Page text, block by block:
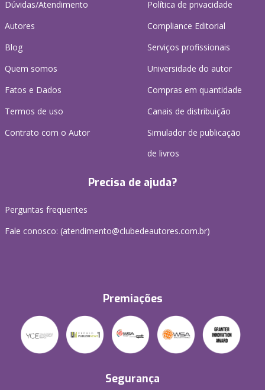
Dúvidas/Atendimento
Autores
Blog
Quem somos
Fatos e Dados
Termos de uso
Contrato com o Autor
Política de privacidade
Compliance Editorial
Serviços profissionais
Universidade do autor
Compras em quantidade
Canais de distribuição
Simulador de publicação
de livros
Precisa de ajuda?
Perguntas frequentes
Fale conosco: (atendimento@clubedeautores.com.br)
Premiações
Segurança